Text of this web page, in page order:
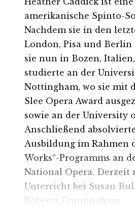
amerikanische Spinto-
Nachdem sie in den
London, Pisa und Berlin
sie nun in Bozen, Italien,
studierte an der
Nottingham, wo sie mit
Slee Opera Award
sowie an der University
Anschließend
Ausbildung im Rahmen
Works“-Programms an
National Opera. Derzeit
Unterricht bei Susan
Roberta Cunningham.